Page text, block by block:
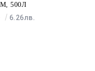
500Л
6.26лв.